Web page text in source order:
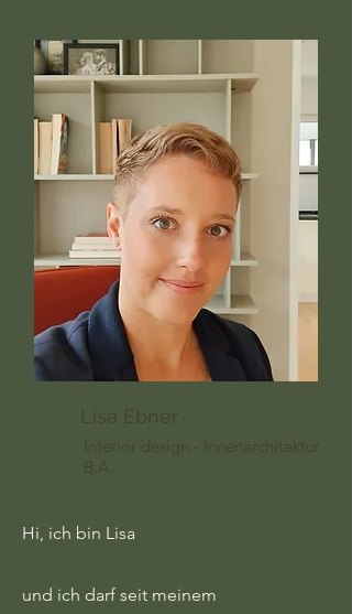
Lisa Ebner
Interior design - Innenarchitektur
B.A.
Hi, ich bin Lisa
und ich darf seit meinem